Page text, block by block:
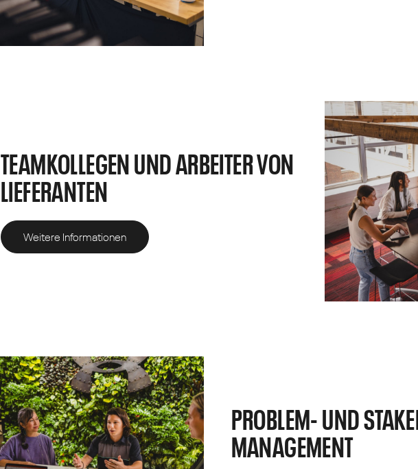
TEAMKOLLEGEN UND ARBEITER VON
LIEFERANTEN
Weitere Informationen
PROBLEM- UND
MANAGEMENT